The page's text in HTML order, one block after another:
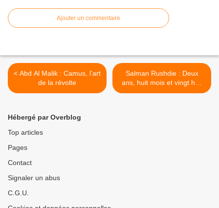
Ajouter un commentaire
< Abd Al Malik : Camus, l'art
de la révolte
Salman Rushdie : Deux
ans, huit mois et vingt huit
nuits >
Hébergé par Overblog
Top articles
Pages
Contact
Signaler un abus
C.G.U.